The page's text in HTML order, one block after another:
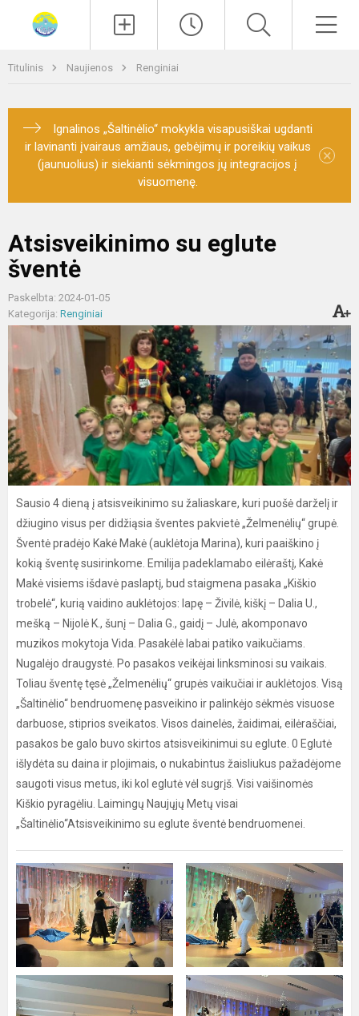
Titulinis Naujienos Renginiai
Ignalinos „Šaltinėlio“ mokykla visapusiškai ugdanti
ir lavinanti įvairaus amžiaus, gebėjimų ir poreikių vaikus
(jaunuolius) ir siekianti sėkmingos jų integracijos į
visuomenę.
×
Atsisveikinimo su eglute
šventė
Paskelbta: 2024-01-05
Kategorija: Renginiai
Sausio 4 dieną į atsisveikinimo su žaliaskare, kuri puošė darželį ir
džiugino visus per didžiąsia šventes pakvietė „Želmenėlių“ grupė.
Šventė pradėjo Kakė Makė (auklėtoja Marina), kuri paaiškino į
kokią šventę susirinkome. Emilija padeklamabo eilėraštį, Kakė
Makė visiems išdavė paslaptį, bud staigmena pasaka „Kiškio
trobelė“, kurią vaidino auklėtojos: lapę – Živilė, kiškį – Dalia U.,
mešką – Nijolė K., šunį – Dalia G., gaidį – Julė, akomponavo
muzikos mokytoja Vida. Pasakėlė labai patiko vaikučiams.
Nugalėjo draugystė. Po pasakos veikėjai linksminosi su vaikais.
Toliau šventę tęsė „Želmenėlių“ grupės vaikučiai ir auklėtojos. Visą
„Šaltinėlio“ bendruomenę pasveikino ir palinkėjo sėkmės visuose
darbuose, stiprios sveikatos. Visos dainelės, žaidimai, eilėraščiai,
pasakos be galo buvo skirtos atsisveikinimui su eglute. 0 Eglutė
išlydėta su daina ir plojimais, o nukabintus žaisliukus pažadėjome
saugoti visus metus, iki kol eglutė vėl sugrįš. Visi vaišinomės
Kiškio pyragėliu. Laimingų Naujųjų Metų visai
„Šaltinėlio“Atsisveikinimo su eglute šventė bendruomenei.